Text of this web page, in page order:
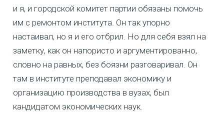
и я, и городской комитет партии обязаны помочь
им с ремонтом института. Он так упорно
настаивал, но я и его отбрил. Но для себя взял на
заметку, как он напористо и аргументированно,
словно на равных, без боязни разговаривал. Он
там в институте преподавал экономику и
организацию производства в вузах, был
кандидатом экономических наук.